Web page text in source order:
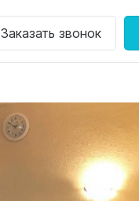
Заказать звонок